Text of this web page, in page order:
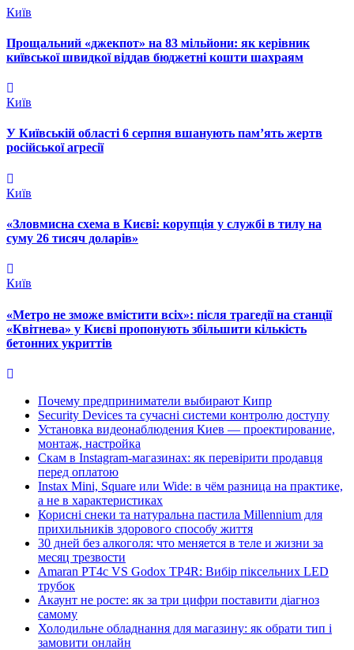
Київ
Прощальний «джекпот» на 83 мільйони: як керівник
київської швидкої віддав бюджетні кошти шахраям
Київ
У Київській області 6 серпня вшанують пам’ять жертв
російської агресії
Київ
«Зловмисна схема в Києві: корупція у службі в тилу на
суму 26 тисяч доларів»
Київ
«Метро не зможе вмістити всіх»: після трагедії на станції
«Квітнева» у Києві пропонують збільшити кількість
бетонних укриттів
Почему предприниматели выбирают Кипр
Security Devices та сучасні системи контролю доступу
Установка видеонаблюдения Киев — проектирование,
монтаж, настройка
Скам в Instagram-магазинах: як перевірити продавця
перед оплатою
Instax Mini, Square или Wide: в чём разница на практике,
а не в характеристиках
Корисні снеки та натуральна пастила Millennium для
прихильників здорового способу життя
30 дней без алкоголя: что меняется в теле и жизни за
месяц трезвости
Amaran PT4c VS Godox TP4R: Вибір піксельних LED
трубок
Акаунт не росте: як за три цифри поставити діагноз
самому
Холодильне обладнання для магазину: як обрати тип і
замовити онлайн